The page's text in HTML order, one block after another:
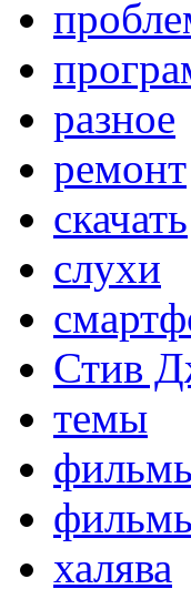
разное
ремонт
скачать
слухи
Стив
темы
халява